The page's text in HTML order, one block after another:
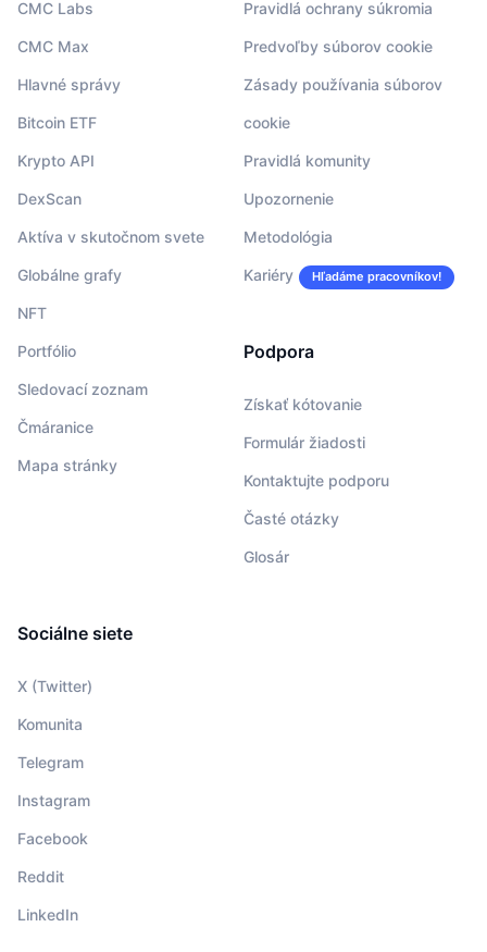
CMC Labs
CMC Max
Hlavné správy
Bitcoin ETF
Krypto API
DexScan
Aktíva v skutočnom svete
Globálne grafy
NFT
Portfólio
Sledovací zoznam
Čmáranice
Mapa stránky
Pravidlá ochrany súkromia
Predvoľby súborov cookie
Zásady používania súborov
cookie
Pravidlá komunity
Upozornenie
Metodológia
Kariéry Hľadáme pracovníkov!
Podpora
Získať kótovanie
Formulár žiadosti
Kontaktujte podporu
Časté otázky
Glosár
Sociálne siete
X (Twitter)
Komunita
Telegram
Instagram
Facebook
Reddit
LinkedIn